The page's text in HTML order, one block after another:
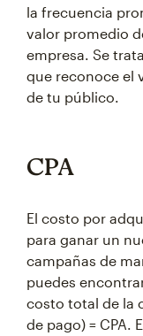
la frecuencia
valor promedio
empresa. Se
que reconoce el
de tu público.
CPA
El costo por
para ganar un
campañas de
puedes
costo total de la
de pago) = CPA.